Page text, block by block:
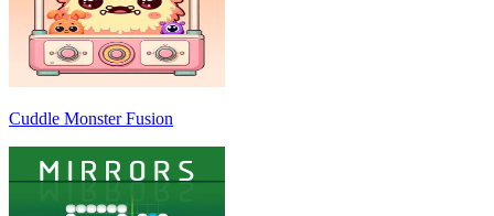
Cuddle Monster Fusion